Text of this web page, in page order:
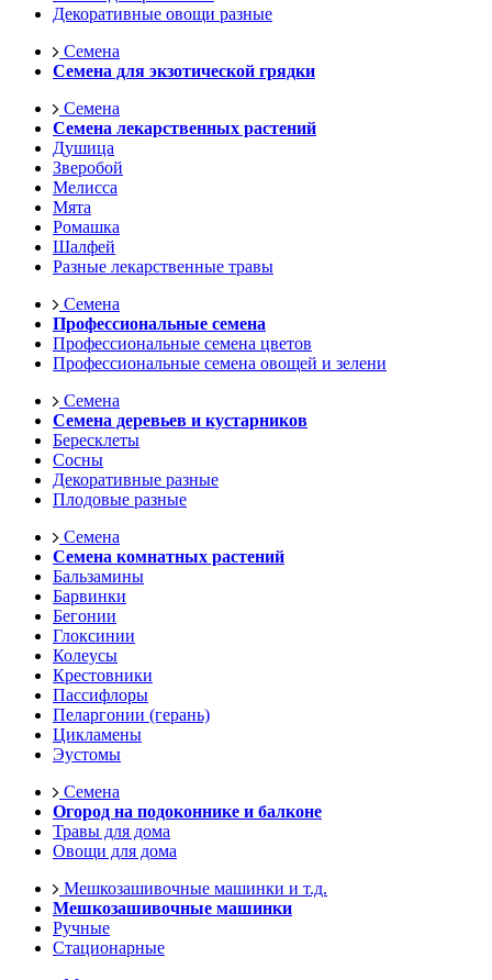
Декоративные овощи разные
Семена
Семена для экзотической грядки
Семена
Семена лекарственных растений
Душица
Зверобой
Мелисса
Мята
Ромашка
Шалфей
Разные лекарственные травы
Семена
Профессиональные семена
Профессиональные семена цветов
Профессиональные семена овощей и зелени
Семена
Семена деревьев и кустарников
Бересклеты
Сосны
Декоративные разные
Плодовые разные
Семена
Семена комнатных растений
Бальзамины
Барвинки
Бегонии
Глоксинии
Колеусы
Крестовники
Пассифлоры
Пеларгонии (герань)
Цикламены
Эустомы
Семена
Огород на подоконнике и балконе
Травы для дома
Овощи для дома
Мешкозашивочные машинки и т.д.
Мешкозашивочные машинки
Ручные
Стационарные